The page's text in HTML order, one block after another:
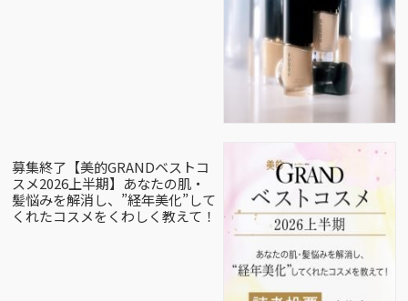
募集終了【美的GRANDベストコ
スメ2026上半期】あなたの肌・
髪悩みを解消し、”経年美化”して
くれたコスメをくわしく教えて！